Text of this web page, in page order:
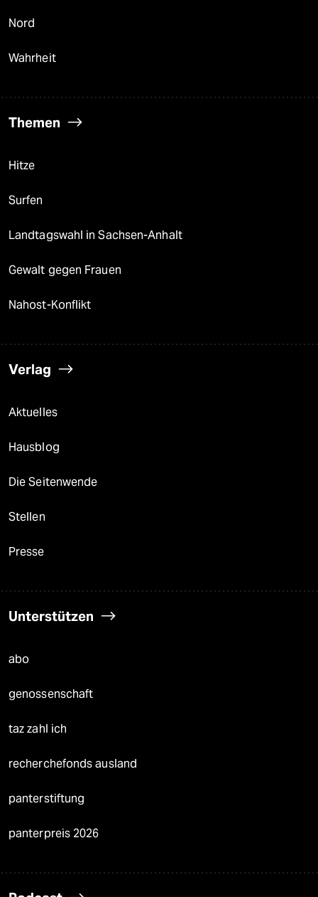
Nord
Wahrheit
Themen
Hitze
Surfen
Landtagswahl in Sachsen-Anhalt
Gewalt gegen Frauen
Nahost-Konflikt
Verlag
Aktuelles
Hausblog
Die Seitenwende
Stellen
Presse
Unterstützen
abo
genossenschaft
taz zahl ich
recherchefonds ausland
panterstiftung
panterpreis 2026